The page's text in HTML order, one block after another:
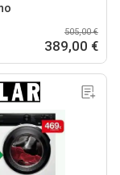
505,00 €
389,00 €